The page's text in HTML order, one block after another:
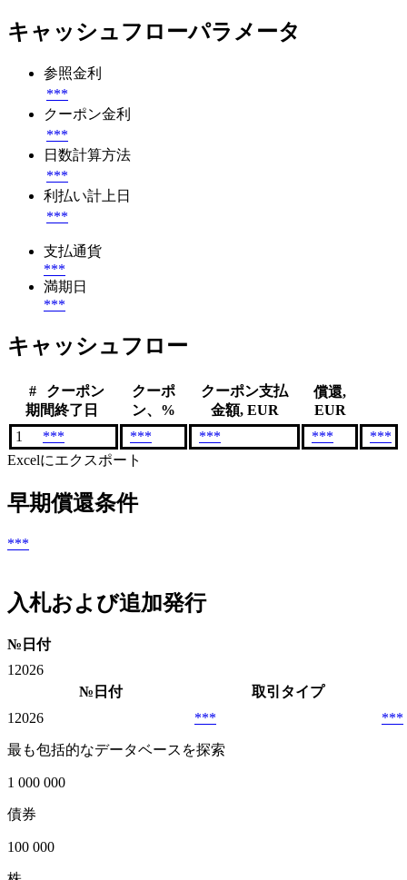
キャッシュフローパラメータ
参照金利
***
クーポン金利
***
日数計算方法
***
利払い計上日
***
支払通貨
***
満期日
***
キャッシュフロー
#
クーポン
期間終了日
クーポ
ン、%
クーポン支払
金額, EUR
償還,
EUR
1
*** *** *** ***
***
Excelにエクスポート
早期償還条件
***
入札および追加発行
№ 日付
1 2026
№ 日付
取引タイプ
1 2026 *** ***
最も包括的なデータベースを探索
1 000 000
債券
100 000